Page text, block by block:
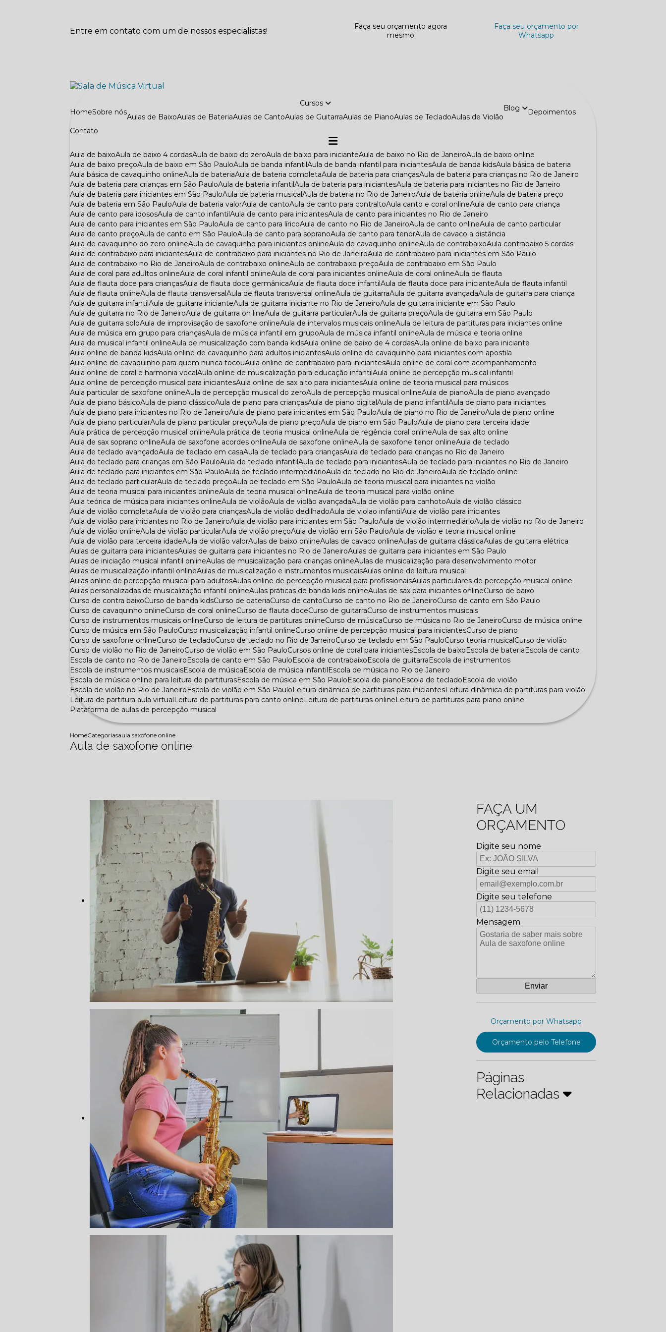
Entre em contato com um de nossos especialistas!
Faça seu orçamento agora
mesmo
Faça seu orçamento por
Whatsapp
Home Sobre nós
Cursos
Aulas de Baixo
Aulas de Bateria Aulas de Canto Aulas de Guitarra Aulas de Piano Aulas de Teclado Aulas de Violão
Blog Depoimentos
Contato
Aula de baixo Aula de baixo 4 cordas Aula de baixo do zero Aula de baixo para iniciante Aula de baixo no Rio de Janeiro
Aula de baixo online
Aula de baixo preço
Aula de baixo em São Paulo Aula de banda infantil Aula de banda infantil para iniciantes Aula de banda kids
Aula básica de bateria
Aula básica de cavaquinho online
Aula de bateria Aula de bateria completa Aula de bateria para crianças
Aula de bateria para crianças no Rio de Janeiro
Aula de bateria para crianças em São Paulo
Aula de bateria infantil Aula de bateria para iniciantes
Aula de bateria para iniciantes no Rio de Janeiro
Aula de bateria para iniciantes em São Paulo
Aula de bateria musical Aula de bateria no Rio de Janeiro Aula de bateria online
Aula de bateria preço
Aula de bateria em São Paulo
Aula de bateria valor Aula de canto Aula de canto para contralto Aula canto e coral online
Aula de canto para criança
Aula de canto para idosos
Aula de canto infantil Aula de canto para iniciantes
Aula de canto para iniciantes no Rio de Janeiro
Aula de canto para iniciantes em São Paulo
Aula de canto para lírico Aula de canto no Rio de Janeiro Aula de canto online
Aula de canto particular
Aula de canto preço
Aula de canto em São Paulo Aula de canto para soprano Aula de canto para tenor
Aula de cavaco a distância
Aula de cavaquinho do zero online
Aula de cavaquinho para iniciantes online Aula de cavaquinho online Aula de contrabaixo
Aula contrabaixo 5 cordas
Aula de contrabaixo para iniciantes
Aula de contrabaixo para iniciantes no Rio de Janeiro
Aula de contrabaixo para iniciantes em São Paulo
Aula de contrabaixo no Rio de Janeiro
Aula de contrabaixo online Aula de contrabaixo preço
Aula de contrabaixo em São Paulo
Aula de coral para adultos online
Aula de coral infantil online Aula de coral para iniciantes online Aula de coral online
Aula de flauta
Aula de flauta doce para crianças
Aula de flauta doce germânica Aula de flauta doce infantil Aula de flauta doce para iniciante
Aula de flauta infantil
Aula de flauta online
Aula de flauta transversal Aula de flauta transversal online Aula de guitarra Aula de guitarra avançada
Aula de guitarra para criança
Aula de guitarra infantil
Aula de guitarra iniciante Aula de guitarra iniciante no Rio de Janeiro
Aula de guitarra iniciante em São Paulo
Aula de guitarra no Rio de Janeiro
Aula de guitarra on line Aula de guitarra particular Aula de guitarra preço
Aula de guitarra em São Paulo
Aula de guitarra solo
Aula de improvisação de saxofone online Aula de intervalos musicais online
Aula de leitura de partituras para iniciantes online
Aula de música em grupo para crianças
Aula de música infantil em grupo Aula de música infantil online
Aula de música e teoria online
Aula de musical infantil online
Aula de musicalização com banda kids Aula online de baixo de 4 cordas
Aula online de baixo para iniciante
Aula online de banda kids
Aula online de cavaquinho para adultos iniciantes
Aula online de cavaquinho para iniciantes com apostila
Aula online de cavaquinho para quem nunca tocou
Aula online de contrabaixo para iniciantes
Aula online de coral com acompanhamento
Aula online de coral e harmonia vocal
Aula online de musicalização para educação infantil
Aula online de percepção musical infantil
Aula online de percepção musical para iniciantes
Aula online de sax alto para iniciantes
Aula online de teoria musical para músicos
Aula particular de saxofone online
Aula de percepção musical do zero Aula de percepção musical online Aula de piano
Aula de piano avançado
Aula de piano básico
Aula de piano clássico Aula de piano para crianças Aula de piano digital Aula de piano infantil
Aula de piano para iniciantes
Aula de piano para iniciantes no Rio de Janeiro
Aula de piano para iniciantes em São Paulo Aula de piano no Rio de Janeiro
Aula de piano online
Aula de piano particular
Aula de piano particular preço Aula de piano preço Aula de piano em São Paulo
Aula de piano para terceira idade
Aula prática de percepção musical online
Aula prática de teoria musical online Aula de regência coral online
Aula de sax alto online
Aula de sax soprano online
Aula de saxofone acordes online Aula de saxofone online Aula de saxofone tenor online
Aula de teclado
Aula de teclado avançado
Aula de teclado em casa Aula de teclado para crianças
Aula de teclado para crianças no Rio de Janeiro
Aula de teclado para crianças em São Paulo
Aula de teclado infantil Aula de teclado para iniciantes
Aula de teclado para iniciantes no Rio de Janeiro
Aula de teclado para iniciantes em São Paulo
Aula de teclado intermediário Aula de teclado no Rio de Janeiro
Aula de teclado online
Aula de teclado particular
Aula de teclado preço Aula de teclado em São Paulo
Aula de teoria musical para iniciantes no violão
Aula de teoria musical para iniciantes online
Aula de teoria musical online
Aula de teoria musical para violão online
Aula teórica de música para iniciantes online
Aula de violão Aula de violão avançada Aula de violão para canhoto
Aula de violão clássico
Aula de violão completa
Aula de violão para crianças Aula de violão dedilhado Aula de violao infantil
Aula de violão para iniciantes
Aula de violão para iniciantes no Rio de Janeiro
Aula de violão para iniciantes em São Paulo Aula de violão intermediário
Aula de violão no Rio de Janeiro
Aula de violão online
Aula de violão particular Aula de violão preço Aula de violão em São Paulo
Aula de violão e teoria musical online
Aula de violão para terceira idade
Aula de violão valor Aulas de baixo online Aulas de cavaco online Aulas de guitarra clássica
Aulas de guitarra elétrica
Aulas de guitarra para iniciantes
Aulas de guitarra para iniciantes no Rio de Janeiro
Aulas de guitarra para iniciantes em São Paulo
Aulas de iniciação musical infantil online
Aulas de musicalização para crianças online
Aulas de musicalização para desenvolvimento motor
Aulas de musicalização infantil online
Aulas de musicalização e instrumentos musicais
Aulas online de leitura musical
Aulas online de percepção musical para adultos
Aulas online de percepção musical para profissionais
Aulas particulares de percepção musical online
Aulas personalizadas de musicalização infantil online
Aulas práticas de banda kids online Aulas de sax para iniciantes online
Curso de baixo
Curso de contra baixo
Curso de banda kids Curso de bateria Curso de canto Curso de canto no Rio de Janeiro
Curso de canto em São Paulo
Curso de cavaquinho online
Curso de coral online Curso de flauta doce Curso de guitarra
Curso de instrumentos musicais
Curso de instrumentos musicais online
Curso de leitura de partituras online Curso de música Curso de música no Rio de Janeiro
Curso de música online
Curso de música em São Paulo
Curso musicalização infantil online Curso online de percepção musical para iniciantes
Curso de piano
Curso de saxofone online
Curso de teclado Curso de teclado no Rio de Janeiro Curso de teclado em São Paulo Curso teoria musical
Curso de violão
Curso de violão no Rio de Janeiro
Curso de violão em São Paulo Cursos online de coral para iniciantes Escola de baixo Escola de bateria
Escola de canto
Escola de canto no Rio de Janeiro
Escola de canto em São Paulo Escola de contrabaixo Escola de guitarra
Escola de instrumentos
Escola de instrumentos musicais Escola de música Escola de música infantil
Escola de música no Rio de Janeiro
Escola de música online para leitura de partituras Escola de música em São Paulo Escola de piano Escola de teclado
Escola de violão
Escola de violão no Rio de Janeiro
Escola de violão em São Paulo Leitura dinâmica de partituras para iniciantes Leitura dinâmica de partituras para violão
Leitura de partitura aula virtual
Leitura de partituras para canto online Leitura de partituras online
Leitura de partituras para piano online
Plataforma de aulas de percepção musical
HomeCategoriasaula saxofone online
Aula de saxofone online
FAÇA UM
ORÇAMENTO
Digite seu nome
Digite seu email
Digite seu telefone
Mensagem
Orçamento por Whatsapp
Orçamento pelo Telefone
Páginas
Relacionadas